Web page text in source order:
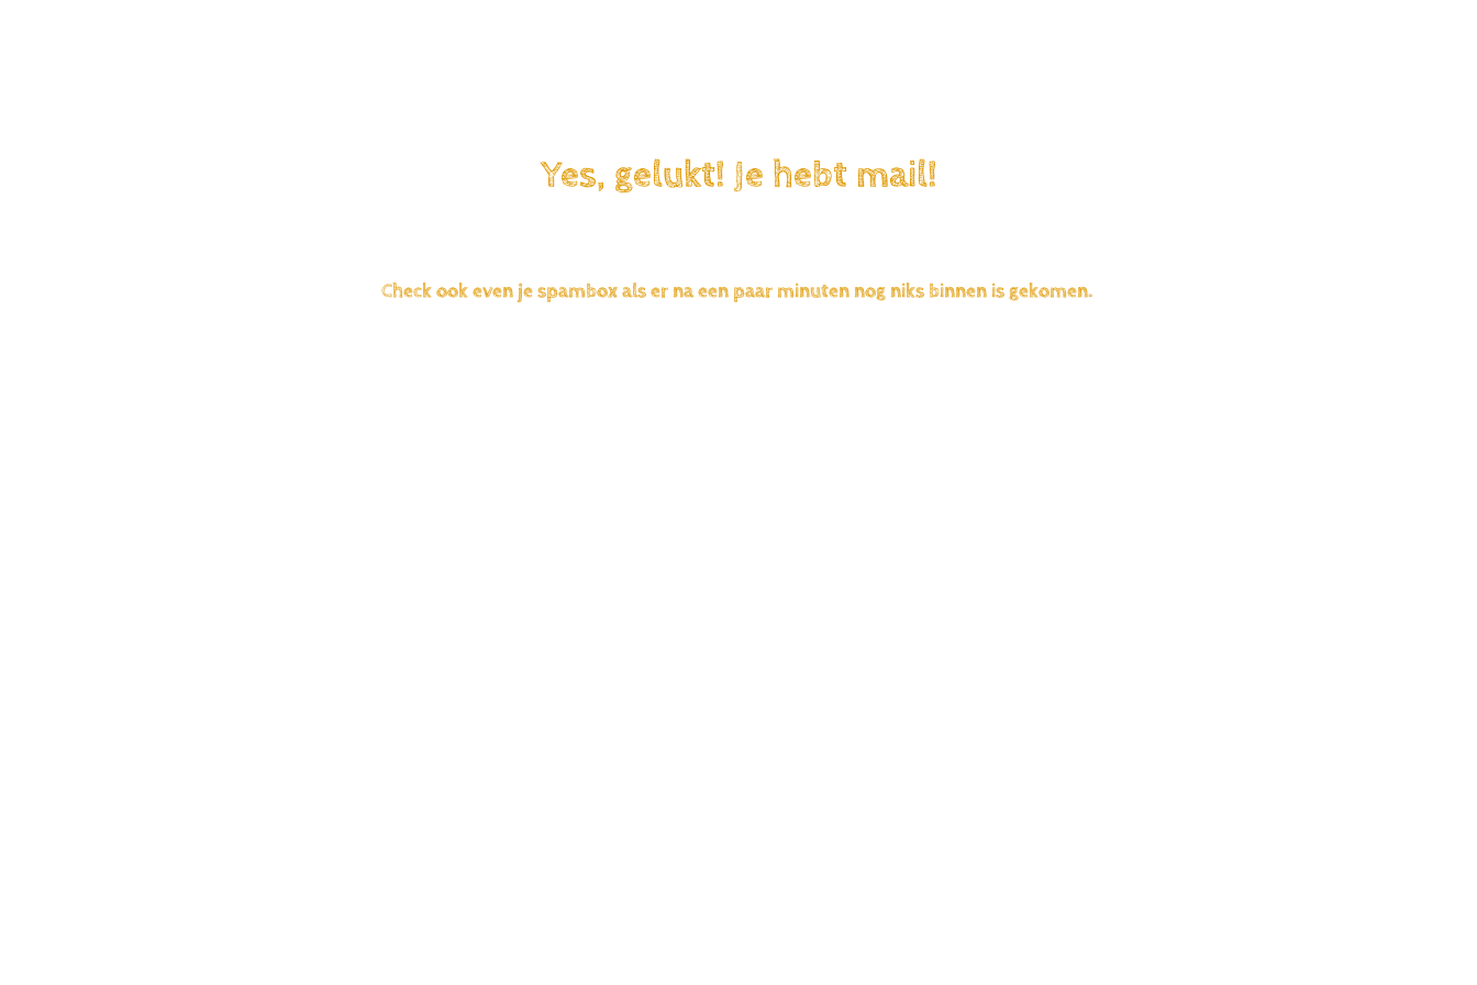
Yes, gelukt! Je hebt mail!
Check ook even je spambox als er na een paar minuten nog niks binnen is gekomen.